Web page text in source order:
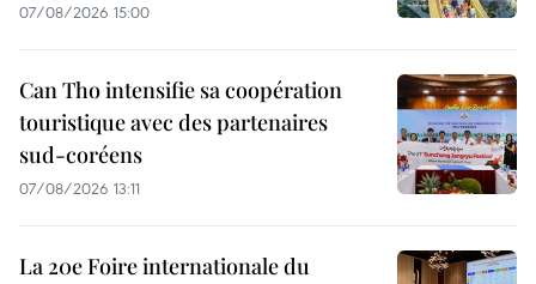
07/08/2026 15:00
Can Tho intensifie sa coopération
touristique avec des partenaires
sud-coréens
07/08/2026 13:11
La 20e Foire internationale du